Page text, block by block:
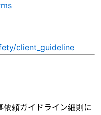
client_guideline
依頼ガイドライン細則に